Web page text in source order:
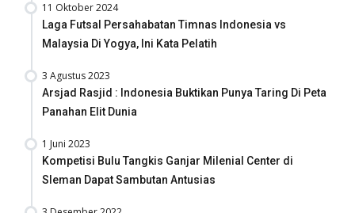
11 Oktober 2024
Laga Futsal Persahabatan Timnas Indonesia vs
Malaysia Di Yogya, Ini Kata Pelatih
3 Agustus 2023
Arsjad Rasjid : Indonesia Buktikan Punya Taring Di Peta
Panahan Elit Dunia
1 Juni 2023
Kompetisi Bulu Tangkis Ganjar Milenial Center di
Sleman Dapat Sambutan Antusias